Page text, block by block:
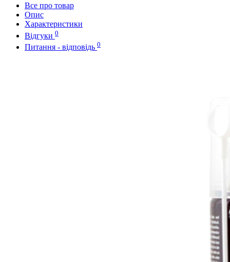
Все про товар
Опис
Характеристики
Відгуки 0
Питання - відповідь 0